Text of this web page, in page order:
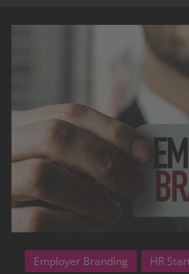
Employer Branding HR